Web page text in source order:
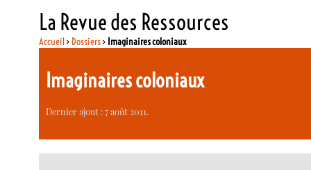
La Revue des Ressources
Accueil> Dossiers> Imaginaires coloniaux
Imaginaires coloniaux
Dernier ajout : 7 août 2011.